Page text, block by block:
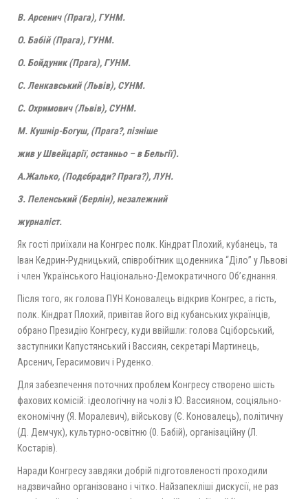
В. Арсенич (Прага), ГУНМ.
О. Бабій (Прага), ГУНМ.
О. Бойдуник (Прага), ГУНМ.
С. Ленкавський (Львів), СУНМ.
С. Охримович (Львів), СУНМ.
М. Кушнір-Богуш, (Прага?, пізніше
жив у Швейцарії, останньо – в Бельгії).
А.Жалько, (Подєбради? Прага?), ЛУН.
З. Пеленський (Берлін), незалежний
журналіст.
Як гості приїхали на Конгрес полк. Кіндрат Плохий, кубанець, та
Іван Кедрин-Рудницький, співробітник щоденника “Діло” у Львові
і член Українського Національно-Демократичного Об’єднання.
Після того, як голова ПУН Коновалець відкрив Конгрес, а гість,
полк. Кіндрат Плохий, привітав його від кубанських українців,
обрано Президію Конгресу, куди ввійшли: голова Сціборський,
заступники Капустянський і Вассиян, секретарі Мартинець,
Арсенич, Герасимович і Руденко.
Для забезпечення поточних проблем Конгресу створено шість
фахових комісій: ідеологічну на чолі з Ю. Вассияном, соціяльно-
економічну (Я. Моралевич), військову (Є. Коновалець), політичну
(Д. Демчук), культурно-освітню (0. Бабій), організаційну (Л.
Костарів).
Наради Конгресу завдяки добрій підготовленості проходили
надзвичайно організовано і чітко. Найзапекліші дискусії, не раз